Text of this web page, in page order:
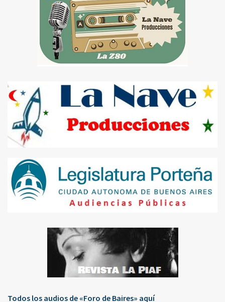
Todos los audios de «Foro de Baires» aquí